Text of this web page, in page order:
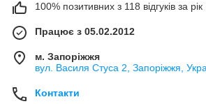
100% позитивних з 118 відгуків за рік
Працює з 05.02.2012
м. Запоріжжя
вул. Василя Стуса 2, Запоріжжя,
Контакти